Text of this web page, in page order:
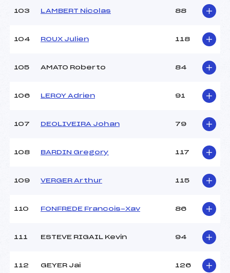
103 LAMBERT Nicolas 88
104 ROUX Julien 118
105 AMATO Roberto 84
106 LEROY Adrien 91
107 DEOLIVEIRA Johan 79
108 BARDIN Gregory 117
109 VERGER Arthur 115
110 FONFREDE Francois-Xav 86
111 ESTEVE RIGAIL Kevin 94
112 GEYER Jai 126